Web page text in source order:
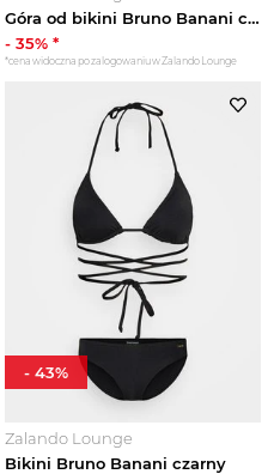
Góra od bikini Bruno Banani czerwony
- 35% *
*cena widoczna po zalogowaniu w Zalando Lounge
Zalando Lounge
Bikini Bruno Banani czarny
- 43%